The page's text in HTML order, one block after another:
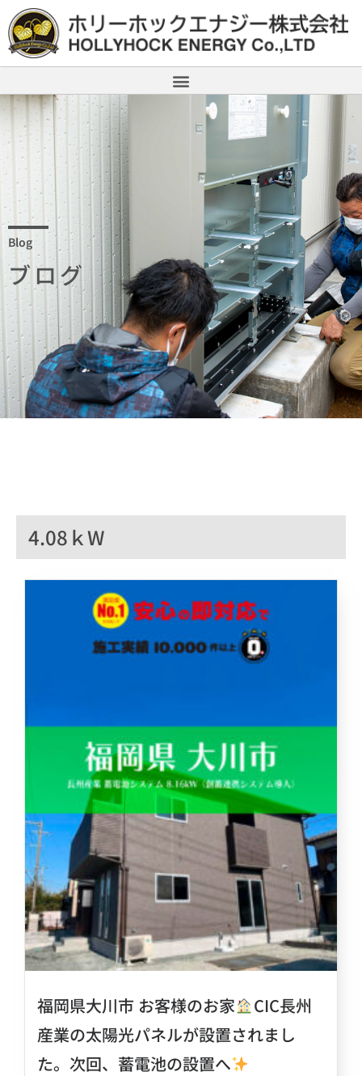
Blog
ブログ
4.08ｋW
福岡県大川市 お客様のお家
CIC長州
産業の太陽光パネルが設置されまし
た。次回、蓄電池の設置へ